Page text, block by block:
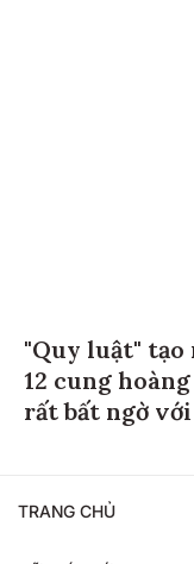
"Quy luật" tạo
12 cung
rất bất ngờ
TRANG CHỦ